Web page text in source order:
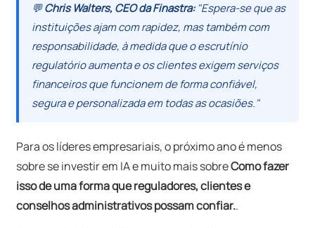
💬Chris Walters, CEO da Finastra:"Espera-se que as
instituições ajam com rapidez, mas também com
responsabilidade, à medida que o escrutínio
regulatório aumenta e os clientes exigem serviços
financeiros que funcionem de forma confiável,
segura e personalizada em todas as ocasiões."
Para os líderes empresariais, o próximo ano é menos
sobreseinvestir em IA e muito mais sobreComo fazer
isso de uma forma que reguladores, clientes e
conselhos administrativos possam confiar..